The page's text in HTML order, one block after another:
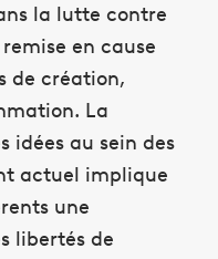
la lutte contre
en cause
de création,
La
idées au sein des
actuel implique
une
libertés de